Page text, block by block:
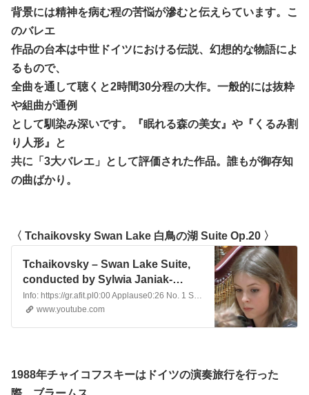
背景には精神を病む程の苦悩が滲むと伝えらています。こ
のバレエ
作品の台本は中世ドイツにおける伝説、幻想的な物語によ
るもので、
全曲を通して聴くと2時間30分程の大作。一般的には抜粋
や組曲が通例
として馴染み深いです。『眠れる森の美女』や『くるみ割
り人形』と
共に「3大バレエ」として評価された作品。誰もが御存知
の曲ばかり。
〈 Tchaikovsky Swan Lake 白鳥の湖 Suite Op.20 〉
Tchaikovsky – Swan Lake Suite,
conducted by Sylwia Janiak-
Kobylińska
Info: https://gr.afit.pl0:00 Applause0:26 No. 1 Scene. Moderato03:35 No. 2 Waltz. Tempo di Valse11:08 No. 3 Swan Dance. Allegro moderato12:46 No. 4 Scene. An...
www.youtube.com
1988年チャイコフスキーはドイツの演奏旅行を行った